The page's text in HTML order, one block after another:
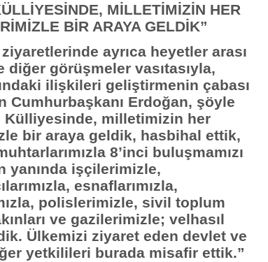
MİLLETİMİZİN HER
BİR ARAYA GELDİK”
ayrıca heyetler arası
diğer görüşmeler vasıtasıyla,
ilişkileri geliştirmenin çabası
Erdoğan, şöyle
Külliyesinde, milletimizin her
bir araya geldik, hasbihal ettik,
8’inci buluşmamızı
yanında işçilerimizle,
esnaflarımızla,
polislerimizle, sivil toplum
ve gazilerimizle; velhasıl
Ülkemizi ziyaret eden devlet ve
yetkilileri burada misafir ettik.”